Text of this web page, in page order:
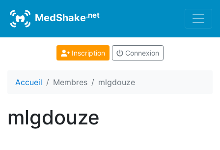
MedShake.net
Inscription Connexion
Accueil Membres mlgdouze
mlgdouze